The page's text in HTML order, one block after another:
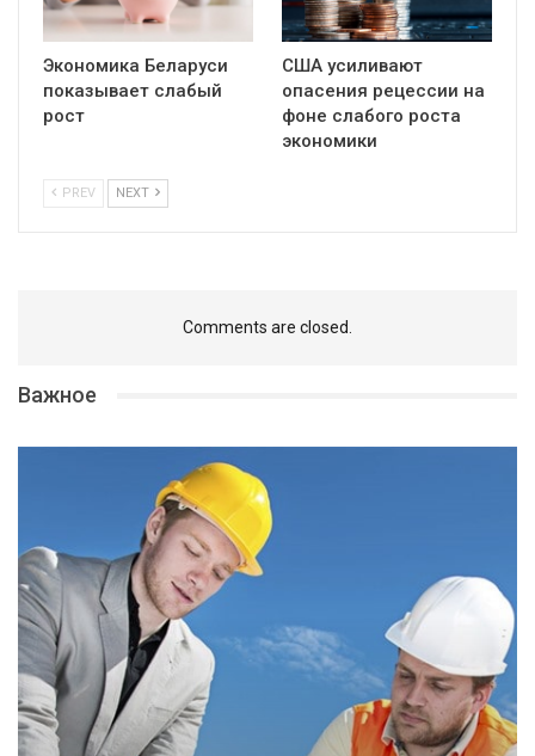
Экономика Беларуси
показывает слабый
рост
США усиливают
опасения рецессии на
фоне слабого роста
экономики
PREV NEXT
Comments are closed.
Важное